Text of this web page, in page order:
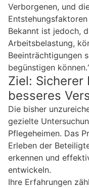
Verborgenen, und
Bekannt ist jedoch,
Arbeitsbelastung,
Beeinträchtigungen
begünstigen
Ziel:
besseres
Die bisher
gezielte
Pflegeheimen. Das
Erleben der
erkennen und
entwickeln.
Ihre Erfahrungen